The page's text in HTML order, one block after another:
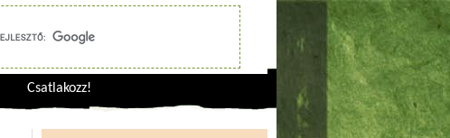
Csatlakozz!